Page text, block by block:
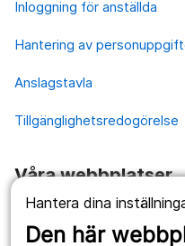
Hantera dina
Den här
Inloggning för anställda
Hantering av
Anslagstavla
Tillgänglighetsredogörelse
Våra webbplatser
1177.se